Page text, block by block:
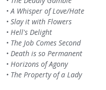
• A Whisper of Love/Hate
• Slay it with Flowers
• Hell's Delight
• The Job Comes Second
• Death is so Permanent
• Horizons of Agony
• The Property of a Lady